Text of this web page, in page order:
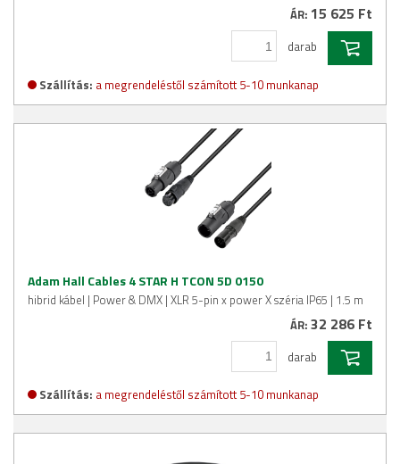
ÁR: 15 625 Ft
darab
Szállítás: a megrendeléstől számított 5-10 munkanap
Adam Hall Cables 4 STAR H TCON 5D 0150
hibrid kábel | Power & DMX | XLR 5-pin x power X széria IP65 | 1.5 m
ÁR: 32 286 Ft
darab
Szállítás: a megrendeléstől számított 5-10 munkanap